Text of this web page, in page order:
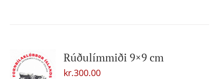
Rúðulímmiði 9×9 cm
kr.300.00